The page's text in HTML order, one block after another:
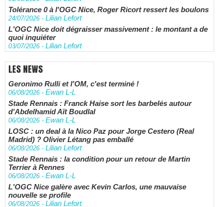
Tolérance 0 à l'OGC Nice, Roger Ricort ressert les boulons
24/07/2026 - Lilian Lefort
L'OGC Nice doit dégraisser massivement : le montant a de
quoi inquiéter
03/07/2026 - Lilian Lefort
LES NEWS
Geronimo Rulli et l'OM, c'est terminé !
06/08/2026 - Ewan L-L
Stade Rennais : Franck Haise sort les barbelés autour
d'Abdelhamid Aït Boudlal
06/08/2026 - Ewan L-L
LOSC : un deal à la Nico Paz pour Jorge Cestero (Real
Madrid) ? Olivier Létang pas emballé
06/08/2026 - Lilian Lefort
Stade Rennais : la condition pour un retour de Martin
Terrier à Rennes
06/08/2026 - Ewan L-L
L'OGC Nice galère avec Kevin Carlos, une mauvaise
nouvelle se profile
06/08/2026 - Lilian Lefort